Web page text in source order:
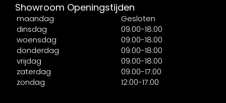
Showroom Openingstijden
maandag
Gesloten
dinsdag
09:00-18:00
woensdag
09:00-18:00
donderdag
09:00-18:00
vrijdag
09:00-18:00
zaterdag
09:00-17:00
zondag
12:00-17:00